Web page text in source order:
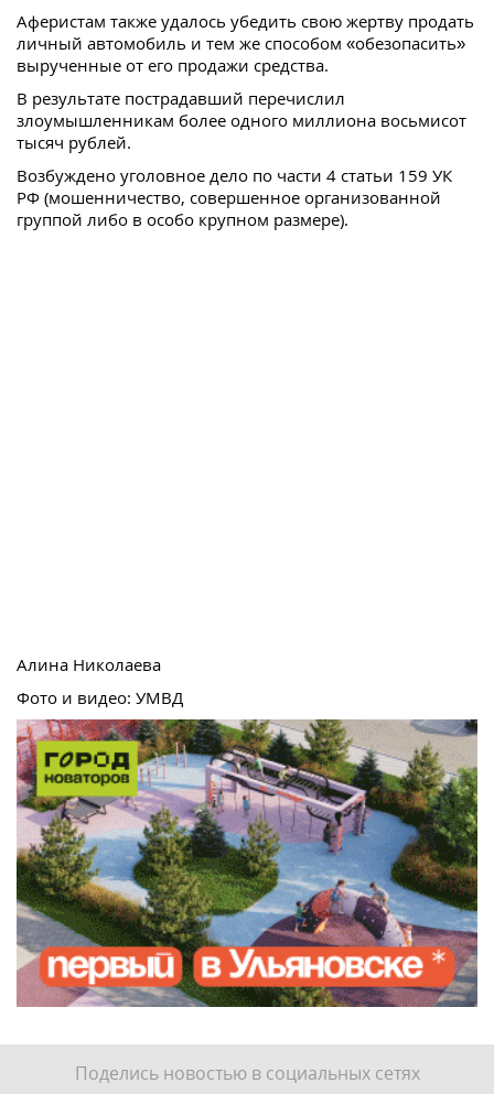
Аферистам также удалось убедить свою жертву продать
личный автомобиль и тем же способом «обезопасить»
вырученные от его продажи средства.
В результате пострадавший перечислил
злоумышленникам более одного миллиона восьмисот
тысяч рублей.
Возбуждено уголовное дело по части 4 статьи 159 УК
РФ (мошенничество, совершенное организованной
группой либо в особо крупном размере).
Алина Николаева
Фото и видео: УМВД
Поделись новостью в социальных сетях